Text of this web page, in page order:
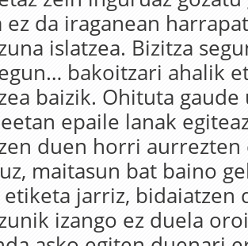
ez da iraganean
islatzea. Bizitza
bakoitzari ahalik
baizik. Ohituta
epaile lanak
duen horri aurrezten
maitasun bat baino
etiketa jarriz, bidaiatzen
izango ez duela